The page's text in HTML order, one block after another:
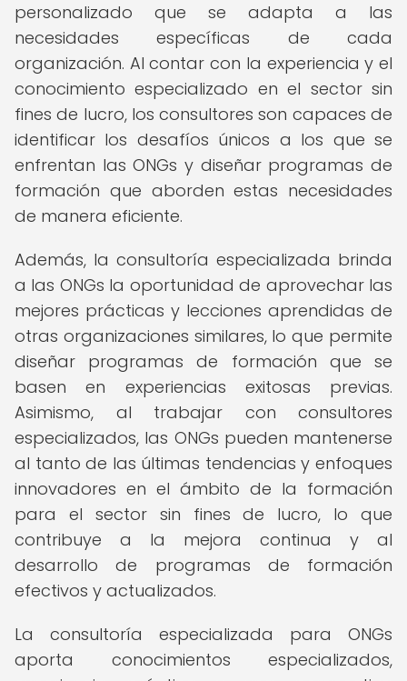
personalizado que se adapta a las
necesidades específicas de cada
organización. Al contar con la experiencia y el
conocimiento especializado en el sector sin
fines de lucro, los consultores son capaces de
identificar los desafíos únicos a los que se
enfrentan las ONGs y diseñar programas de
formación que aborden estas necesidades
de manera eficiente.
Además, la consultoría especializada brinda
a las ONGs la oportunidad de aprovechar las
mejores prácticas y lecciones aprendidas de
otras organizaciones similares, lo que permite
diseñar programas de formación que se
basen en experiencias exitosas previas.
Asimismo, al trabajar con consultores
especializados, las ONGs pueden mantenerse
al tanto de las últimas tendencias y enfoques
innovadores en el ámbito de la formación
para el sector sin fines de lucro, lo que
contribuye a la mejora continua y al
desarrollo de programas de formación
efectivos y actualizados.
La consultoría especializada para ONGs
aporta conocimientos especializados,